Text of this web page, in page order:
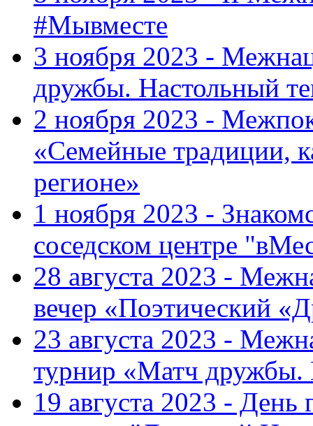
#Мывместе
3 ноября 2023 -
дружбы. Настольный
2 ноября 2023 -
«Семейные традиции,
регионе»
1 ноября 2023 -
соседском центре
28 августа 2023 -
вечер «Поэтический
23 августа 2023 -
турнир «Матч
19 августа 2023 -